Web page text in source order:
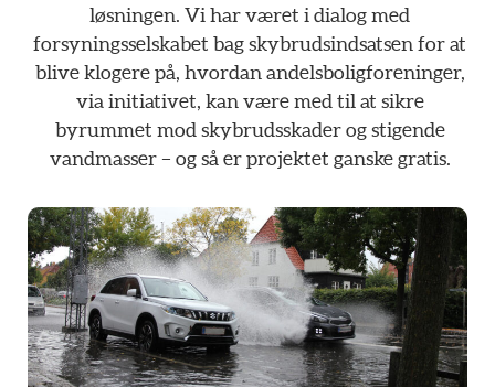
løsningen. Vi har været i dialog med
forsyningsselskabet bag skybrudsindsatsen for at
blive klogere på, hvordan andelsboligforeninger,
via initiativet, kan være med til at sikre
byrummet mod skybrudsskader og stigende
vandmasser – og så er projektet ganske gratis.